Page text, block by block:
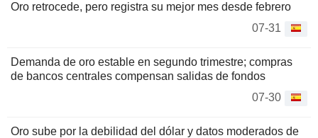
Oro retrocede, pero registra su mejor mes desde febrero
07-31
Demanda de oro estable en segundo trimestre; compras
de bancos centrales compensan salidas de fondos
07-30
Oro sube por la debilidad del dólar y datos moderados de